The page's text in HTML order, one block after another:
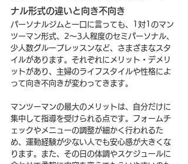
ナル形式の違いと向き不向き
パーソナルジムと一口に言っても、1対1のマン
ツーマン形式、2〜3人程度のセミパーソナル、
少人数グループレッスンなど、さまざまなスタ
イルがあります。それぞれにメリット・デメリ
ットがあり、主婦のライフスタイルや性格によ
って向き不向きが変わってきます。
マンツーマンの最大のメリットは、自分だけに
集中して指導を受けられる点です。フォームチ
ェックやメニューの調整が細かく行われるた
め、運動経験が少ない人でも安心感が大きくな
ります。また、その日の体調やスケジュールに